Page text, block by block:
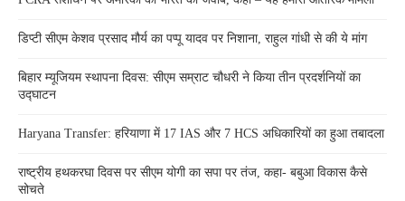
डिप्टी सीएम केशव प्रसाद मौर्य का पप्पू यादव पर निशाना, राहुल गांधी से की ये मांग
बिहार म्यूजियम स्थापना दिवस: सीएम सम्राट चौधरी ने किया तीन प्रदर्शनियों का
उद्घाटन
Haryana Transfer: हरियाणा में 17 IAS और 7 HCS अधिकारियों का हुआ तबादला
राष्ट्रीय हथकरघा दिवस पर सीएम योगी का सपा पर तंज, कहा- बबुआ विकास कैसे
सोचते